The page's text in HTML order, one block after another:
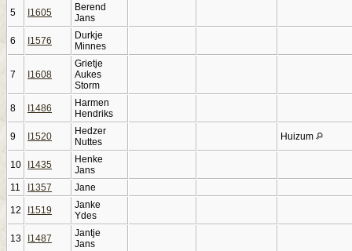
5 I1605
Berend
Jans
6 I1576
Durkje
Minnes
7 I1608
Grietje
Aukes
Storm
8 I1486
Harmen
Hendriks
9 I1520
Hedzer
Nuttes
Huizum
10 I1435
Henke
Jans
11
I1357 Jane
12 I1519
Janke
Ydes
13 I1487
Jantje
Jans